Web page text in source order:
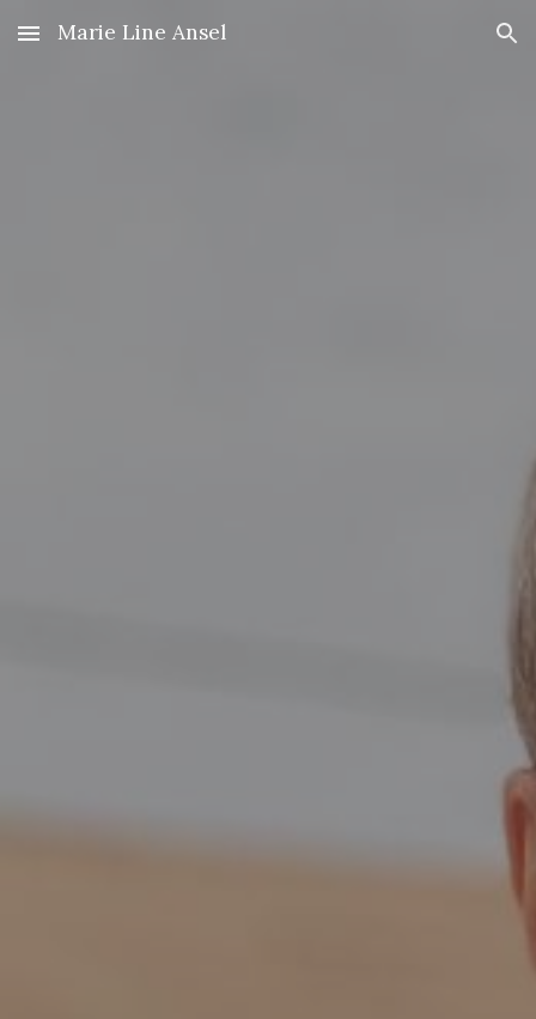
Skip to main content Skip to navigation
Marie Line Ansel